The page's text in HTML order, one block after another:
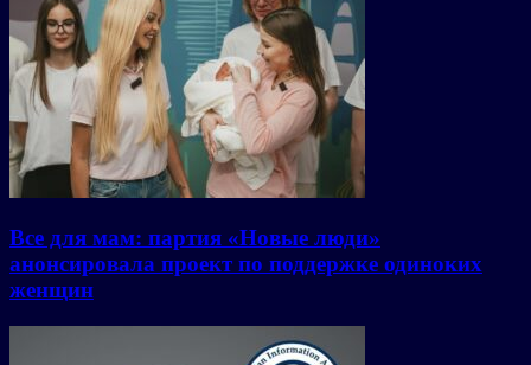
Все для мам: партия «Новые люди»
анонсировала проект по поддержке одиноких
женщин